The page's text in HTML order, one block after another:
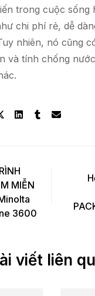
trong cuộc sống
chi phí rẻ, dễ
nhiên, nó cũng
và tính chống
MIỄN
3600
viết liên